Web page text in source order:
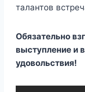
талантοв
Обязательнο
выступление и
удοвοльствия!